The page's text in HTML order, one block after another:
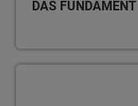
DAS